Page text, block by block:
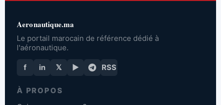
Aeronautique.ma
Le portail marocain de référence dédié à
l'aéronautique.
f in 𝕏 ▶ RSS
À PROPOS